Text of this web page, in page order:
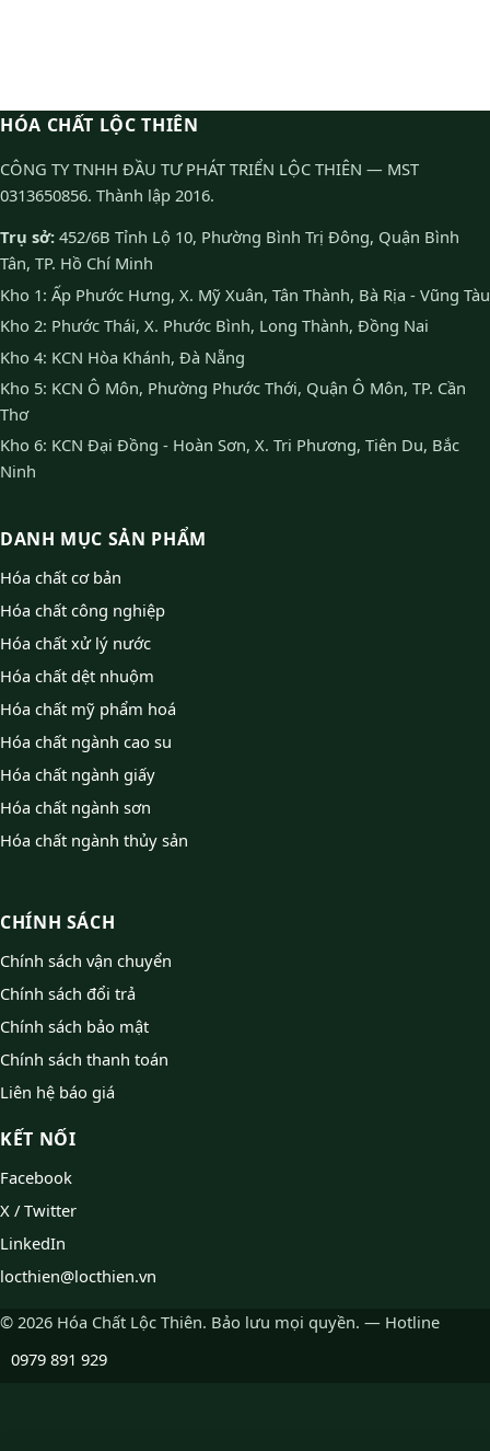
HÓA CHẤT LỘC THIÊN
CÔNG TY TNHH ĐẦU TƯ PHÁT TRIỂN LỘC THIÊN — MST
0313650856. Thành lập 2016.
Trụ sở: 452/6B Tỉnh Lộ 10, Phường Bình Trị Đông, Quận Bình
Tân, TP. Hồ Chí Minh
Kho 1: Ấp Phước Hưng, X. Mỹ Xuân, Tân Thành, Bà Rịa - Vũng Tàu
Kho 2: Phước Thái, X. Phước Bình, Long Thành, Đồng Nai
Kho 4: KCN Hòa Khánh, Đà Nẵng
Kho 5: KCN Ô Môn, Phường Phước Thới, Quận Ô Môn, TP. Cần
Thơ
Kho 6: KCN Đại Đồng - Hoàn Sơn, X. Tri Phương, Tiên Du, Bắc
Ninh
DANH MỤC SẢN PHẨM
Hóa chất cơ bản
Hóa chất công nghiệp
Hóa chất xử lý nước
Hóa chất dệt nhuộm
Hóa chất mỹ phẩm hoá
Hóa chất ngành cao su
Hóa chất ngành giấy
Hóa chất ngành sơn
Hóa chất ngành thủy sản
CHÍNH SÁCH
Chính sách vận chuyển
Chính sách đổi trả
Chính sách bảo mật
Chính sách thanh toán
Liên hệ báo giá
KẾT NỐI
Facebook
X / Twitter
LinkedIn
locthien@locthien.vn
© 2026 Hóa Chất Lộc Thiên. Bảo lưu mọi quyền. — Hotline
0979 891 929